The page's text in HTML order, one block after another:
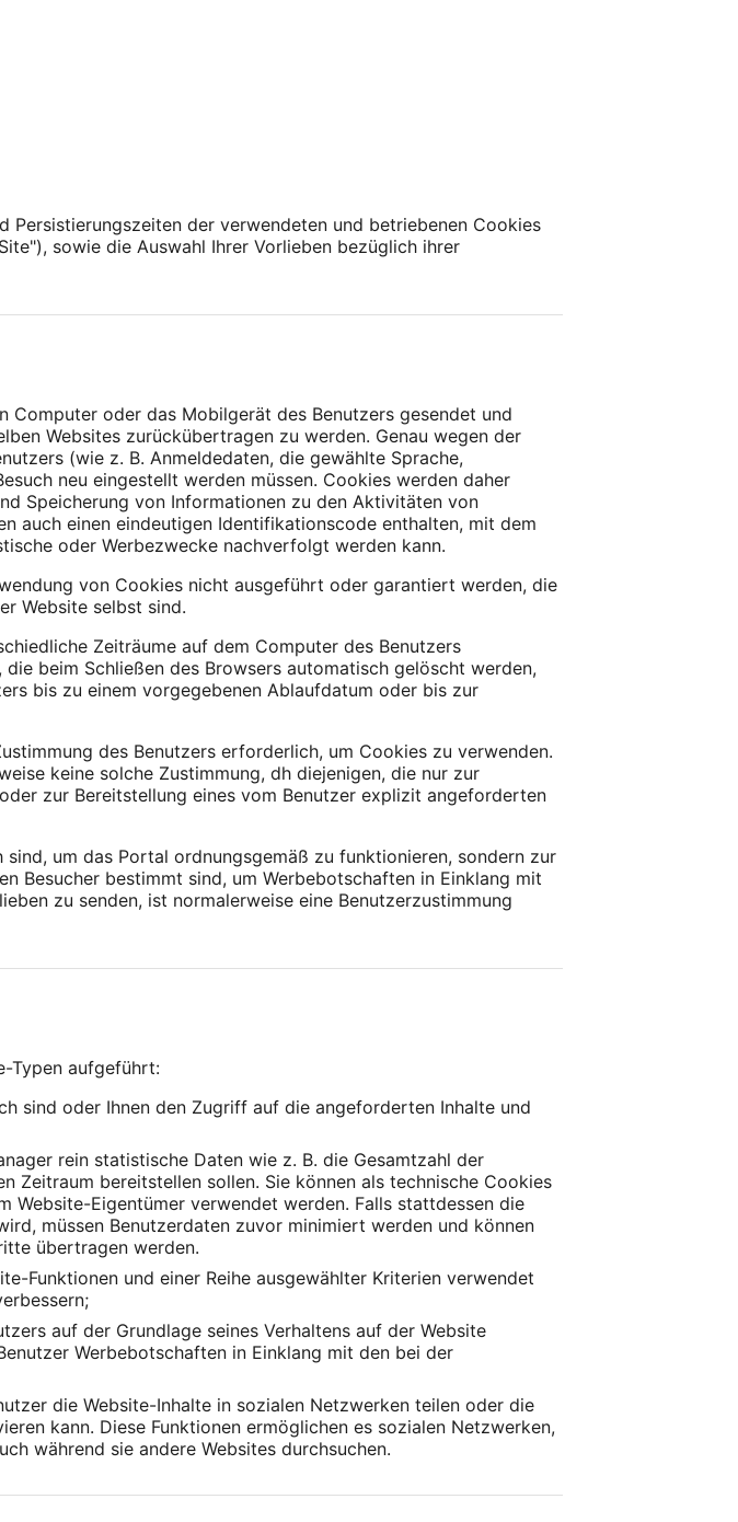
der verwendeten und betriebenen Cookies
sowie die Auswahl Ihrer Vorlieben bezüglich ihrer
Computer oder das Mobilgerät des Benutzers gesendet und
Websites zurückübertragen zu werden. Genau wegen der
(wie z. B. Anmeldedaten, die gewählte Sprache,
neu eingestellt werden müssen. Cookies werden daher
Speicherung von Informationen zu den Aktivitäten von
auch einen eindeutigen Identifikationscode enthalten, mit dem
oder Werbezwecke nachverfolgt werden kann.
von Cookies nicht ausgeführt oder garantiert werden, die
Website selbst sind.
Zeiträume auf dem Computer des Benutzers
beim Schließen des Browsers automatisch gelöscht werden,
bis zu einem vorgegebenen Ablaufdatum oder bis zur
des Benutzers erforderlich, um Cookies zu verwenden.
keine solche Zustimmung, dh diejenigen, die nur zur
zur Bereitstellung eines vom Benutzer explizit angeforderten
um das Portal ordnungsgemäß zu funktionieren, sondern zur
Besucher bestimmt sind, um Werbebotschaften in Einklang mit
zu senden, ist normalerweise eine Benutzerzustimmung
Typen aufgeführt:
sind oder Ihnen den Zugriff auf die angeforderten Inhalte und
rein statistische Daten wie z. B. die Gesamtzahl der
Zeitraum bereitstellen sollen. Sie können als technische Cookies
Website-Eigentümer verwendet werden. Falls stattdessen die
müssen Benutzerdaten zuvor minimiert werden und können
übertragen werden.
Funktionen und einer Reihe ausgewählter Kriterien verwendet
auf der Grundlage seines Verhaltens auf der Website
Werbebotschaften in Einklang mit den bei der
die Website-Inhalte in sozialen Netzwerken teilen oder die
kann. Diese Funktionen ermöglichen es sozialen Netzwerken,
während sie andere Websites durchsuchen.